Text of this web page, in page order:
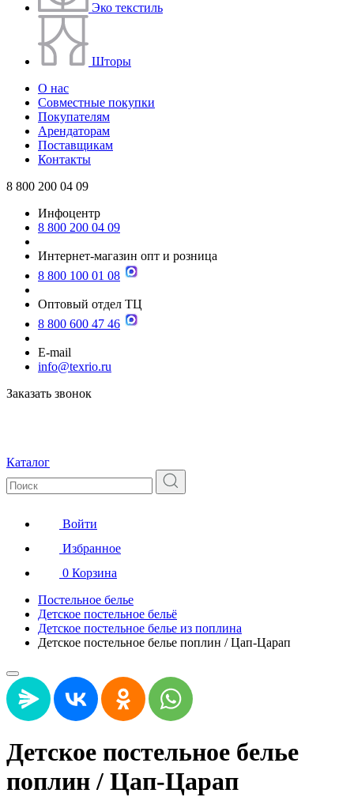
Эко текстиль
Шторы
О нас
Совместные покупки
Покупателям
Арендаторам
Поставщикам
Контакты
8 800 200 04 09
Инфоцентр
8 800 200 04 09
Интернет-магазин опт и розница
8 800 100 01 08
Оптовый отдел ТЦ
8 800 600 47 46
E-mail
info@texrio.ru
Заказать звонок
Каталог
Войти
Избранное
0 Корзина
Постельное белье
Детское постельное бельё
Детское постельное белье из поплина
Детское постельное белье поплин / Цап-Царап
Детское постельное белье
поплин / Цап-Царап